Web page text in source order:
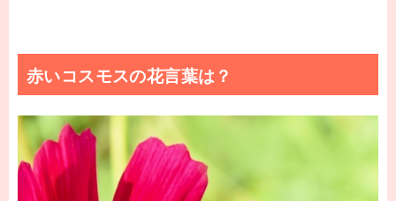
赤いコスモスの花言葉は？